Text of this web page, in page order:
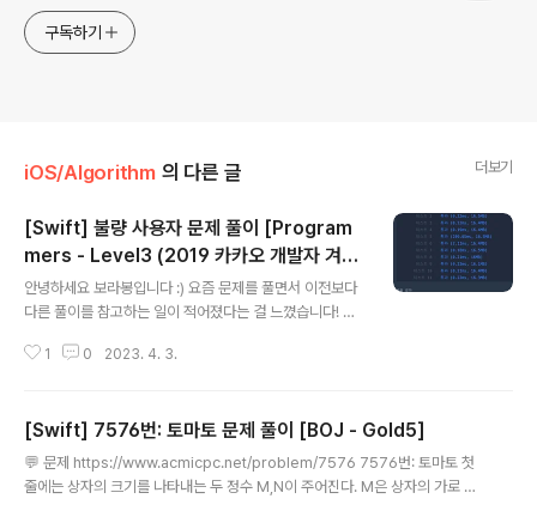
구독하기
iOS/Algorithm 의 다른 글 더보기
[Swift] 불량 사용자 문제 풀이 [Program
mers - Level3 (2019 카카오 개발자 겨울
인턴십)]
안녕하세요 보라봉입니다 :) 요즘 문제를 풀면서 이전보다
다른 풀이를 참고하는 일이 적어졌다는 걸 느꼈습니다! 아
그에 저만의 알고리즘 풀이를 올리는 빈도가 늘게 된 것 같
끙끙대면서 결국 다른 분의 풀이를 참고해서 문제를 해결
하는 경우가 많았습니다. 그러면서 자신감도 조금씩 사라
졌었는데요.. 알고리즘을 계속 공부하고 또 도전하면서, 점
1 0 2023. 4. 3.
[Swift] 7576번: 토마토 문제 풀이 [BOJ - Gold5]
💬 문제 https://www.acmicpc.net/problem/7576 7576번: 토마토 첫
줄에는 상자의 크기를 나타내는 두 정수 M,N이 주어진다. M은 상자의 가로 칸